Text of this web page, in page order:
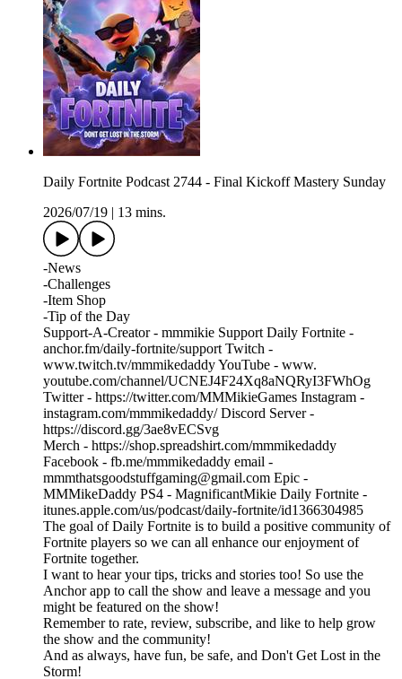
Daily Fortnite Podcast 2744 - Final Kickoff Mastery Sunday
2026/07/19
13 mins.
-News
-Challenges
-Item Shop
-Tip of the Day
Support-A-Creator - mmmikie Support Daily Fortnite -
⁠⁠⁠⁠⁠⁠⁠⁠⁠⁠⁠⁠⁠⁠⁠⁠⁠⁠⁠⁠⁠⁠⁠⁠⁠⁠⁠⁠⁠⁠⁠⁠⁠⁠⁠⁠⁠⁠⁠⁠⁠⁠⁠⁠⁠⁠⁠⁠⁠⁠⁠⁠⁠⁠⁠⁠⁠⁠⁠⁠⁠⁠⁠⁠⁠⁠⁠⁠⁠⁠⁠⁠⁠⁠⁠⁠⁠⁠⁠⁠⁠⁠⁠⁠⁠⁠⁠⁠⁠⁠⁠⁠⁠⁠⁠⁠⁠⁠⁠⁠⁠⁠⁠⁠⁠⁠⁠⁠⁠⁠⁠⁠⁠⁠⁠⁠⁠⁠⁠⁠⁠⁠⁠⁠⁠⁠⁠⁠⁠⁠⁠⁠⁠⁠⁠⁠⁠⁠⁠⁠⁠⁠⁠⁠⁠⁠⁠⁠⁠⁠⁠⁠⁠⁠⁠⁠⁠⁠⁠⁠⁠⁠⁠anchor.fm/daily-fortnite/support⁠ ⁠⁠⁠⁠⁠⁠⁠⁠⁠⁠⁠⁠⁠⁠⁠⁠⁠⁠⁠⁠⁠⁠⁠⁠⁠⁠⁠⁠⁠⁠⁠⁠⁠⁠⁠⁠⁠⁠⁠⁠⁠⁠⁠⁠⁠⁠⁠⁠⁠⁠⁠⁠⁠⁠⁠⁠⁠⁠⁠⁠⁠⁠⁠⁠⁠⁠⁠⁠⁠⁠⁠⁠⁠⁠⁠⁠⁠⁠⁠⁠⁠⁠⁠⁠⁠⁠⁠⁠⁠⁠⁠⁠⁠⁠⁠⁠⁠⁠⁠⁠⁠⁠⁠⁠⁠⁠⁠⁠⁠⁠⁠⁠⁠⁠⁠⁠⁠⁠⁠⁠⁠⁠⁠⁠⁠⁠⁠⁠⁠⁠⁠⁠⁠⁠⁠⁠⁠⁠⁠⁠⁠⁠⁠⁠⁠⁠⁠⁠⁠⁠⁠⁠⁠⁠⁠⁠⁠⁠⁠⁠⁠⁠Twitch -
⁠⁠⁠⁠⁠⁠⁠⁠⁠⁠⁠⁠⁠⁠⁠⁠⁠⁠⁠⁠⁠⁠⁠⁠⁠⁠⁠⁠⁠⁠⁠⁠⁠⁠⁠⁠⁠⁠⁠⁠⁠⁠⁠⁠⁠⁠⁠⁠⁠⁠⁠⁠⁠⁠⁠⁠⁠⁠⁠⁠⁠⁠⁠⁠⁠⁠⁠⁠⁠⁠⁠⁠⁠⁠⁠⁠⁠⁠⁠⁠⁠⁠⁠⁠⁠⁠⁠⁠⁠⁠⁠⁠⁠⁠⁠⁠⁠⁠⁠⁠⁠⁠⁠⁠⁠⁠⁠⁠⁠⁠⁠⁠⁠⁠⁠⁠⁠⁠⁠⁠⁠⁠⁠⁠⁠⁠⁠⁠⁠⁠⁠⁠⁠⁠⁠⁠⁠⁠⁠⁠⁠⁠⁠⁠⁠⁠⁠⁠⁠⁠⁠⁠⁠⁠⁠⁠⁠⁠⁠⁠⁠⁠⁠www.twitch.tv/mmmikedaddy⁠⁠⁠⁠⁠⁠⁠⁠⁠⁠⁠⁠⁠⁠⁠⁠⁠⁠⁠⁠⁠⁠⁠⁠⁠⁠⁠⁠⁠⁠⁠⁠⁠⁠⁠⁠⁠⁠⁠⁠⁠⁠⁠⁠⁠⁠⁠⁠⁠⁠⁠⁠⁠⁠⁠⁠⁠⁠⁠⁠⁠⁠⁠⁠⁠⁠⁠⁠⁠⁠⁠⁠⁠⁠⁠⁠⁠⁠⁠⁠⁠⁠⁠⁠⁠⁠⁠⁠⁠⁠⁠⁠⁠⁠⁠⁠⁠⁠⁠⁠⁠⁠⁠⁠⁠⁠⁠⁠⁠⁠⁠⁠⁠⁠⁠⁠⁠⁠⁠⁠⁠⁠⁠⁠⁠⁠⁠⁠⁠⁠⁠⁠⁠⁠⁠⁠⁠⁠⁠⁠⁠⁠⁠⁠⁠⁠⁠⁠⁠⁠⁠⁠⁠⁠⁠⁠⁠⁠⁠⁠⁠⁠⁠ YouTube - ⁠⁠⁠⁠⁠⁠⁠⁠⁠⁠⁠⁠⁠⁠⁠⁠⁠⁠⁠⁠⁠⁠⁠⁠⁠⁠⁠⁠⁠⁠⁠⁠⁠⁠⁠⁠⁠⁠⁠⁠⁠⁠⁠⁠⁠⁠⁠⁠⁠⁠⁠⁠⁠⁠⁠⁠⁠⁠⁠⁠⁠⁠⁠⁠⁠⁠⁠⁠⁠⁠⁠⁠⁠⁠⁠⁠⁠⁠⁠⁠⁠⁠⁠⁠⁠⁠⁠⁠⁠⁠⁠⁠⁠⁠⁠⁠⁠⁠⁠⁠⁠⁠⁠⁠⁠⁠⁠⁠⁠⁠⁠⁠⁠⁠⁠⁠⁠⁠⁠⁠⁠⁠⁠⁠⁠⁠⁠⁠⁠⁠⁠⁠⁠⁠⁠⁠⁠⁠⁠⁠⁠⁠⁠⁠⁠⁠⁠⁠⁠⁠⁠⁠⁠⁠⁠⁠⁠⁠⁠⁠⁠⁠⁠www.⁠
⁠youtube.com/channel/UCNEJ4F24Xq8aNQRyI3FWhOg⁠⁠⁠⁠⁠⁠⁠⁠⁠⁠⁠⁠⁠⁠⁠⁠⁠⁠⁠⁠⁠⁠⁠⁠⁠⁠⁠⁠⁠⁠⁠⁠⁠⁠⁠⁠⁠⁠⁠⁠⁠⁠⁠⁠⁠⁠⁠⁠⁠⁠⁠⁠⁠⁠⁠⁠⁠⁠⁠⁠⁠⁠⁠⁠⁠⁠⁠⁠⁠⁠⁠⁠⁠⁠⁠⁠⁠⁠⁠⁠⁠⁠⁠⁠⁠⁠⁠⁠⁠⁠⁠⁠⁠⁠⁠⁠⁠⁠⁠⁠⁠⁠⁠⁠⁠⁠⁠⁠⁠⁠⁠⁠⁠⁠⁠⁠⁠⁠⁠⁠⁠⁠⁠⁠⁠⁠⁠⁠⁠⁠⁠⁠⁠⁠⁠⁠⁠⁠⁠⁠⁠⁠⁠⁠⁠⁠⁠⁠⁠⁠⁠⁠⁠⁠⁠⁠⁠⁠⁠⁠⁠⁠⁠
Twitter - ⁠https://twitter.com/MMMikieGames⁠ Instagram -
⁠⁠⁠⁠⁠⁠⁠⁠⁠⁠⁠⁠⁠⁠⁠⁠⁠⁠⁠⁠⁠⁠⁠⁠⁠⁠⁠⁠⁠⁠⁠⁠⁠⁠⁠⁠⁠⁠⁠⁠⁠⁠⁠⁠⁠⁠⁠⁠⁠⁠⁠⁠⁠⁠⁠⁠⁠⁠⁠⁠⁠⁠⁠⁠⁠⁠⁠⁠⁠⁠⁠⁠⁠⁠⁠⁠⁠⁠⁠⁠⁠⁠⁠⁠⁠⁠⁠⁠⁠⁠⁠⁠⁠⁠⁠⁠⁠⁠⁠⁠⁠⁠⁠⁠⁠⁠⁠⁠⁠⁠⁠⁠⁠⁠⁠⁠⁠⁠⁠⁠⁠⁠⁠⁠⁠⁠⁠⁠⁠⁠⁠⁠⁠⁠⁠⁠⁠⁠⁠⁠⁠⁠⁠⁠⁠⁠⁠⁠⁠⁠⁠⁠⁠⁠⁠⁠⁠⁠⁠⁠⁠⁠⁠instagram.com/mmmikedaddy/⁠ ⁠⁠⁠⁠⁠⁠⁠⁠⁠⁠⁠⁠⁠⁠⁠⁠⁠⁠⁠⁠⁠⁠⁠⁠⁠⁠⁠⁠⁠⁠⁠⁠⁠⁠⁠⁠⁠⁠⁠⁠⁠⁠⁠⁠⁠⁠⁠⁠⁠⁠⁠⁠⁠⁠⁠⁠⁠⁠⁠⁠⁠⁠⁠⁠⁠⁠⁠⁠⁠⁠⁠⁠⁠⁠⁠⁠⁠⁠⁠⁠⁠⁠⁠⁠⁠⁠⁠⁠⁠⁠⁠⁠⁠⁠⁠⁠⁠⁠⁠⁠⁠⁠⁠⁠⁠⁠⁠⁠⁠⁠⁠⁠⁠⁠⁠⁠⁠⁠⁠⁠⁠⁠⁠⁠⁠⁠⁠⁠⁠⁠⁠⁠⁠⁠⁠⁠⁠⁠⁠⁠⁠⁠⁠⁠⁠⁠⁠⁠⁠⁠⁠⁠⁠⁠⁠⁠⁠⁠⁠⁠⁠⁠Discord Server -
https://discord.gg/3ae8vECSvg
Merch - ⁠https://shop.spreadshirt.com/mmmikedaddy⁠
Facebook - ⁠⁠⁠⁠⁠⁠⁠⁠⁠⁠⁠⁠⁠⁠⁠⁠⁠⁠⁠⁠⁠⁠⁠⁠⁠⁠⁠⁠⁠⁠⁠⁠⁠⁠⁠⁠⁠⁠⁠⁠⁠⁠⁠⁠⁠⁠⁠⁠⁠⁠⁠⁠⁠⁠⁠⁠⁠⁠⁠⁠⁠⁠⁠⁠⁠⁠⁠⁠⁠⁠⁠⁠⁠⁠⁠⁠⁠⁠⁠⁠⁠⁠⁠⁠⁠⁠⁠⁠⁠⁠⁠⁠⁠⁠⁠⁠⁠⁠⁠⁠⁠⁠⁠⁠⁠⁠⁠⁠⁠⁠⁠⁠⁠⁠⁠⁠⁠⁠⁠⁠⁠⁠⁠⁠⁠⁠⁠⁠⁠⁠⁠⁠⁠⁠⁠⁠⁠⁠⁠⁠⁠⁠⁠⁠⁠⁠⁠⁠⁠⁠⁠⁠⁠⁠⁠⁠⁠⁠⁠⁠⁠⁠⁠fb.me/mmmikedaddy⁠ ⁠⁠⁠⁠⁠⁠⁠⁠⁠⁠⁠⁠⁠⁠⁠⁠⁠⁠⁠⁠⁠⁠⁠⁠⁠⁠⁠⁠⁠⁠⁠⁠⁠⁠⁠⁠⁠⁠⁠⁠⁠⁠⁠⁠⁠⁠⁠⁠⁠⁠⁠⁠⁠⁠⁠⁠⁠⁠⁠⁠⁠⁠⁠⁠⁠⁠⁠⁠⁠⁠⁠⁠⁠⁠⁠⁠⁠⁠⁠⁠⁠⁠⁠⁠⁠⁠⁠⁠⁠⁠⁠⁠⁠⁠⁠⁠⁠⁠⁠⁠⁠⁠⁠⁠⁠⁠⁠⁠⁠⁠⁠⁠⁠⁠⁠⁠⁠⁠⁠⁠⁠⁠⁠⁠⁠⁠⁠⁠⁠⁠⁠⁠⁠⁠⁠⁠⁠⁠⁠⁠⁠⁠⁠⁠⁠⁠⁠⁠⁠⁠⁠⁠⁠⁠⁠⁠⁠⁠⁠⁠⁠⁠email -
⁠mmmthatsgoodstuffgaming@gmail.com⁠ Epic -
MMMikeDaddy PS4 - MagnificantMikie Daily Fortnite -
⁠⁠⁠⁠⁠⁠⁠⁠⁠⁠⁠⁠⁠⁠⁠⁠⁠⁠⁠⁠⁠⁠⁠⁠⁠⁠⁠⁠⁠⁠⁠⁠⁠⁠⁠⁠⁠⁠⁠⁠⁠⁠⁠⁠⁠⁠⁠⁠⁠⁠⁠⁠⁠⁠⁠⁠⁠⁠⁠⁠⁠⁠⁠⁠⁠⁠⁠⁠⁠⁠⁠⁠⁠⁠⁠⁠⁠⁠⁠⁠⁠⁠⁠⁠⁠⁠⁠⁠⁠⁠⁠⁠⁠⁠⁠⁠⁠⁠⁠⁠⁠⁠⁠⁠⁠⁠⁠⁠⁠⁠⁠⁠⁠⁠⁠⁠⁠⁠⁠⁠⁠⁠⁠⁠⁠⁠⁠⁠⁠⁠⁠⁠⁠⁠⁠⁠⁠⁠⁠⁠⁠⁠⁠⁠⁠⁠⁠⁠⁠⁠⁠⁠⁠⁠⁠⁠⁠⁠⁠⁠⁠⁠itunes.apple.com/us/podcast/daily-fortnite/id1366304985⁠⁠⁠⁠⁠⁠⁠⁠⁠⁠⁠⁠⁠⁠⁠⁠⁠⁠⁠⁠⁠⁠⁠⁠⁠⁠⁠⁠⁠⁠⁠⁠⁠⁠⁠⁠⁠⁠⁠⁠⁠⁠⁠⁠⁠⁠⁠⁠⁠⁠⁠⁠⁠⁠⁠⁠⁠⁠⁠⁠⁠⁠⁠⁠⁠⁠⁠⁠⁠⁠⁠⁠⁠⁠⁠⁠⁠⁠⁠⁠⁠⁠⁠⁠⁠⁠⁠⁠⁠⁠⁠⁠⁠⁠⁠⁠⁠⁠⁠⁠⁠⁠⁠⁠⁠⁠⁠⁠⁠⁠⁠⁠⁠⁠⁠⁠⁠⁠⁠⁠⁠⁠⁠⁠⁠⁠⁠⁠⁠⁠⁠⁠⁠⁠⁠⁠⁠⁠⁠⁠⁠⁠⁠⁠⁠⁠⁠⁠⁠⁠⁠⁠⁠⁠⁠⁠⁠⁠⁠⁠⁠⁠
The goal of Daily Fortnite is to build a positive community of
Fortnite players so we can all enhance our enjoyment of
Fortnite together.
I want to hear your tips, tricks and stories too! So use the
Anchor app to call the show and leave a message and you
might be featured on the show!
Remember to rate, review, subscribe, and like to help grow
the show and the community!
And as always, have fun, be safe, and Don't Get Lost in the
Storm!